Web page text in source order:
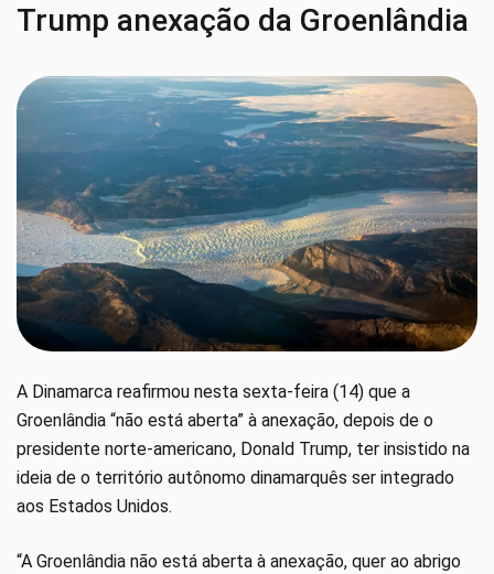
Trump anexação da Groenlândia
A Dinamarca reafirmou nesta sexta-feira (14) que a
Groenlândia “não está aberta” à anexação, depois de o
presidente norte-americano, Donald Trump, ter insistido na
ideia de o território autônomo dinamarquês ser integrado
aos Estados Unidos.
“A Groenlândia não está aberta à anexação, quer ao abrigo